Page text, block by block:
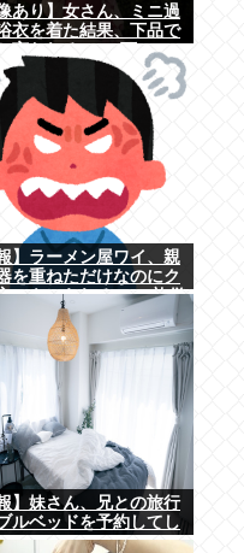
あり】女さん、ミニ過
衣を着た結果、下品で
と言われる→2.4万いい
】ラーメン屋ワイ、親
を重ねただけなのにク
にキレられる ←…礼儀
ワイが悪いか？
】妹さん、兄との旅行
ルベッドを予約してし